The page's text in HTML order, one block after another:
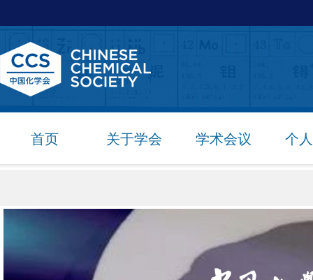
首页 关于学会 学术会议 个